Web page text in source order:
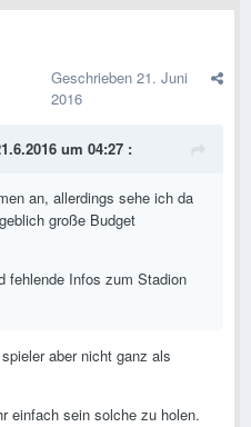
Geschrieben 21. Juni
2016
um 04:27 :
an, allerdings sehe ich da
große Budget
fehlende Infos zum Stadion
aber nicht ganz als
einfach sein solche zu holen.